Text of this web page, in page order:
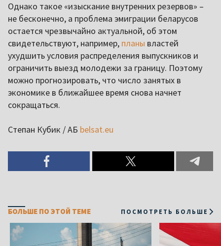
Однако такое «изыскание внутренних резервов» –
не бесконечно, а проблема эмиграции беларусов
остается чрезвычайно актуальной, об этом
свидетельствуют, например, планы властей
ухудшить условия распределения выпускников и
ограничить выезд молодежи за границу. Поэтому
можно прогнозировать, что число занятых в
экономике в ближайшее время снова начнет
сокращаться.
Степан Кубик / АБ belsat.eu
БОЛЬШЕ ПО ЭТОЙ ТЕМЕ ПОСМОТРЕТЬ БОЛЬШЕ